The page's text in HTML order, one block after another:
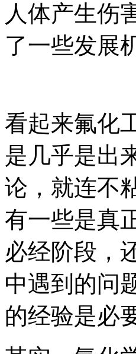
人体产生伤
了一些发展
看起来氟化
是几乎是出
论，就连不
有一些是真
必经阶段，
中遇到的问
的经验是必